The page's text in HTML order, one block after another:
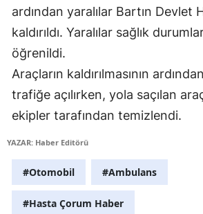
ardından yaralılar Bartın Devlet
kaldırıldı. Yaralılar sağlık
öğrenildi.
Araçların kaldırılmasının
trafiğe açılırken, yola saçılan
ekipler tarafından temizlendi.
YAZAR: Haber Editörü
#Otomobil #Ambulans
#Hasta Çorum Haber